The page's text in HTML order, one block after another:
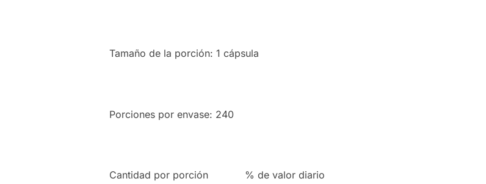
Tamaño de la porción: 1 cápsula
Porciones por envase: 240
Cantidad por porción % de valor diario